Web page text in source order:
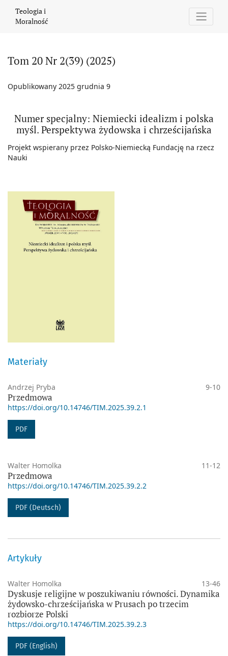
Teologia i
Moralność
Tom 20 Nr 2(39) (2025)
Opublikowany 2025 grudnia 9
Numer specjalny: Niemiecki idealizm i polska
myśl. Perspektywa żydowska i chrześcijańska
Projekt wspierany przez Polsko-Niemiecką Fundację na rzecz
Nauki
Materiały
Andrzej Pryba 9-10
Przedmowa
https://doi.org/10.14746/TIM.2025.39.2.1
PDF
Walter Homolka 11-12
Przedmowa
https://doi.org/10.14746/TIM.2025.39.2.2
PDF (Deutsch)
Artykuły
Walter Homolka 13-46
Dyskusje religijne w poszukiwaniu równości. Dynamika
żydowsko-chrześcijańska w Prusach po trzecim
rozbiorze Polski
https://doi.org/10.14746/TIM.2025.39.2.3
PDF (English)